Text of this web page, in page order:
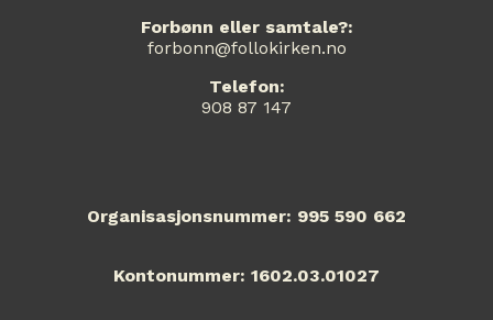
Forbønn eller samtale?:
forbonn@follokirken.no
Telefon:
908 87 147
Organisasjonsnummer: 995 590 662
Kontonummer: 1602.03.01027